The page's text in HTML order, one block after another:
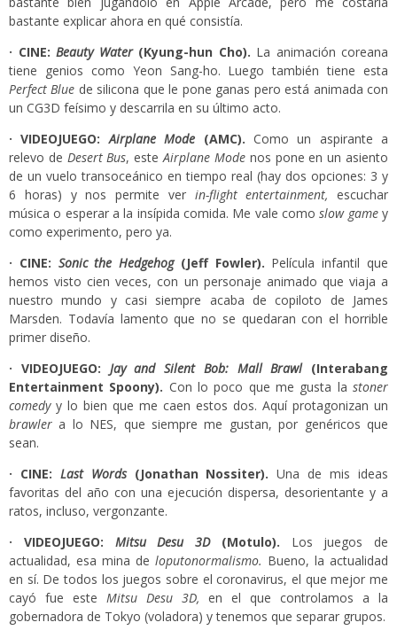
bastante explicar ahora en qué consistía.
· CINE: Beauty Water (Kyung-hun Cho). La animación coreana
tiene genios como Yeon Sang-ho. Luego también tiene esta
Perfect Blue de silicona que le pone ganas pero está animada con
un CG3D feísimo y descarrila en su último acto.
· VIDEOJUEGO:Airplane Mode (AMC). Como un aspirante a
relevo de Desert Bus, esteAirplane Mode nos pone en un asiento
de un vuelo transoceánico en tiempo real (hay dos opciones: 3 y
6 horas) y nos permite ver in-flight entertainment, escuchar
música o esperar a la insípida comida. Me vale comoslow gamey
como experimento, pero ya.
· CINE: Sonic the Hedgehog (Jeff Fowler). Película infantil que
hemos visto cien veces, con un personaje animado que viaja a
nuestro mundo y casi siempre acaba de copiloto de James
Marsden. Todavía lamento que no se quedaran con el horrible
primer diseño.
· VIDEOJUEGO: Jay and Silent Bob: Mall Brawl (Interabang
Entertainment Spoony). Con lo poco que me gusta lastoner
comedy y lo bien que me caen estos dos. Aquí protagonizan un
brawlera lo NES, que siempre me gustan, por genéricos que
sean.
· CINE: Last Words (Jonathan Nossiter).Una de mis ideas
favoritas del año con una ejecución dispersa, desorientante y a
ratos, incluso, vergonzante.
· VIDEOJUEGO: Mitsu Desu 3D (Motulo). Los juegos de
actualidad, esa mina de loputonormalismo. Bueno, la actualidad
en sí. De todos los juegos sobre el coronavirus, el que mejor me
cayó fue este Mitsu Desu 3D, en el que controlamos a la
gobernadora de Tokyo (voladora) y tenemos que separar grupos.